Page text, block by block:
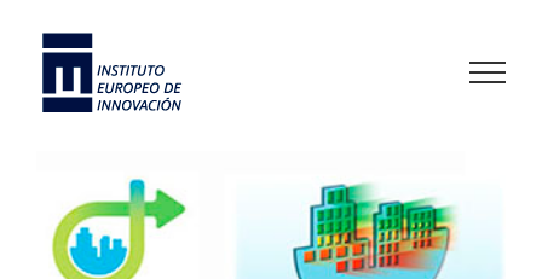
content